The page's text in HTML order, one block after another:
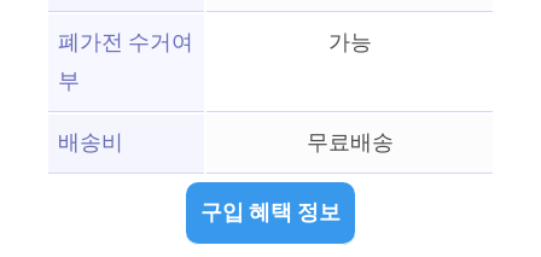
폐가전 수거여
부
가능
배송비 무료배송
구입 혜택 정보